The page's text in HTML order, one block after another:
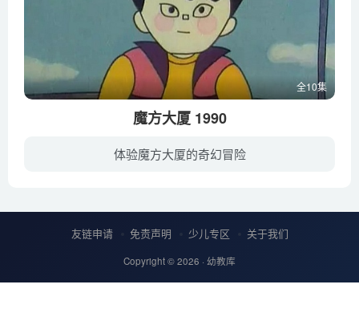
全10集
魔方大厦 1990
体验魔方大厦的奇幻冒险
友链申请 免责声明 少儿专区 关于我们
Copyright © 2026 · 幼教库